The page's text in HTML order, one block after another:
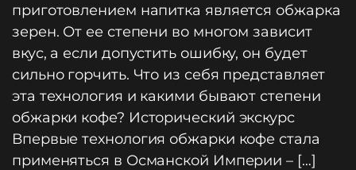
приготовлением напитка является обжарка
зерен. От ее степени во многом зависит
вкус, а если допустить ошибку, он будет
сильно горчить. Что из себя представляет
эта технология и какими бывают степени
обжарки кофе? Исторический экскурс
Впервые технология обжарки кофе стала
применяться в Османской Империи – […]